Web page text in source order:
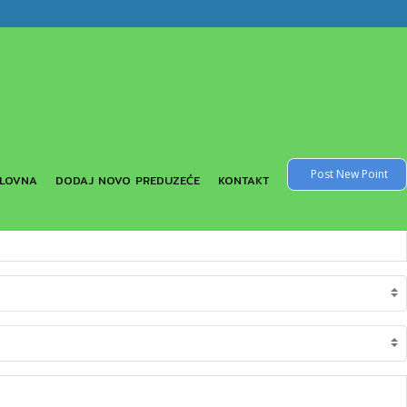
DODAJ NOVO PREDUZEĆE KONTAKT Post New Point